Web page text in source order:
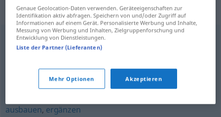
Synonyme für "erweitern"
ausweiten,hinausschieben
,ausdehnen,ausweiten,vergrößern,dehnen
ausbauen, ergänzen
Genaue Geolocation-Daten verwenden. Geräteeigenschaften zur
Identifikation aktiv abfragen. Speichern von und/oder Zugriff auf
Informationen auf einem Gerät. Personalisierte Werbung und Inhalte,
Messung von Werbung und Inhalten, Zielgruppenforschung und
Entwicklung von Dienstleistungen.
Liste der Partner (Lieferanten)
Mehr Optionen Akzeptieren